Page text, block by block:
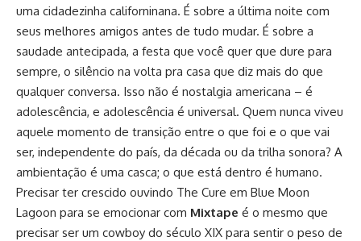
uma cidadezinha californinana. É sobre a última noite com
seus melhores amigos antes de tudo mudar. É sobre a
saudade antecipada, a festa que você quer que dure para
sempre, o silêncio na volta pra casa que diz mais do que
qualquer conversa. Isso não é nostalgia americana – é
adolescência, e adolescência é universal. Quem nunca viveu
aquele momento de transição entre o que foi e o que vai
ser, independente do país, da década ou da trilha sonora? A
ambientação é uma casca; o que está dentro é humano.
Precisar ter crescido ouvindo The Cure em Blue Moon
Lagoon para se emocionar com Mixtape é o mesmo que
precisar ser um cowboy do século XIX para sentir o peso de